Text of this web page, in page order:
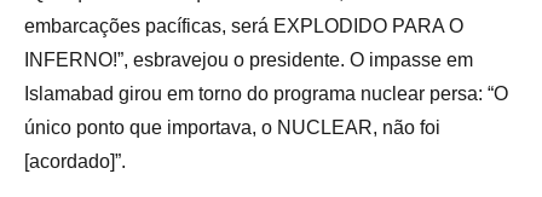
embarcações pacíficas, será EXPLODIDO PARA O
INFERNO!”, esbravejou o presidente. O impasse em
Islamabad girou em torno do programa nuclear persa: “O
único ponto que importava, o NUCLEAR, não foi
[acordado]”.